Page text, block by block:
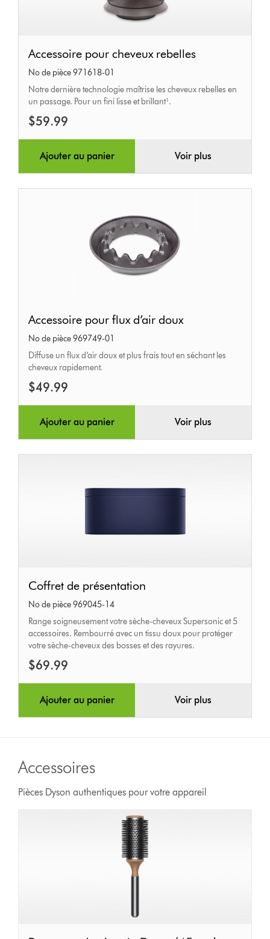
pour
cheveux
rebelles
Accessoire pour cheveux rebelles
No de pièce 971618-01
Notre dernière technologie maîtrise les cheveux rebelles en
un passage. Pour un fini lisse et brillant¹.
$59.99
Ajouter au panier Voir plus
pour
flux
d’air
Accessoire pour flux d’air doux
No de pièce 969749-01
Diffuse un flux d’air doux et plus frais tout en séchant les
cheveux rapidement.
$49.99
Ajouter au panier Voir plus
de
présentation
Coffret de présentation
No de pièce 969045-14
Range soigneusement votre sèche-cheveux Supersonic et 5
accessoires. Rembourré avec un tissu doux pour protéger
votre sèche-cheveux des bosses et des rayures.
$69.99
Ajouter au panier Voir plus
Accessoires
Pièces Dyson authentiques pour votre appareil